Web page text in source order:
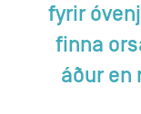
fyrir
finna
áður en